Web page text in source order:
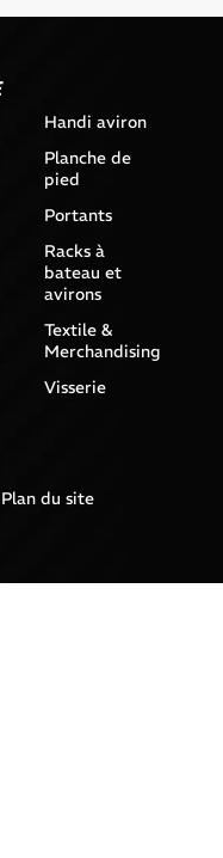
Handi aviron
Planche de
pied
Portants
Racks à
bateau et
avirons
Textile &
Merchandising
Visserie
Plan du site